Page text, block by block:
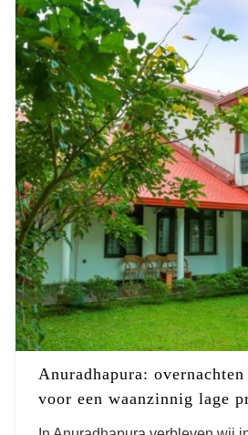
Waar
Anuradhapura:
voor een waanzinnig lage